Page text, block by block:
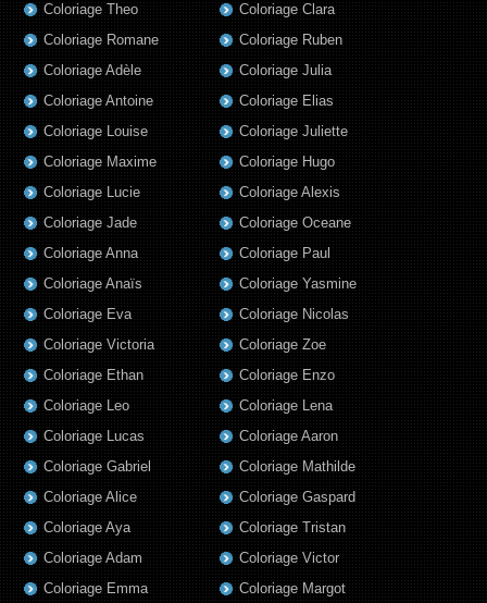
Coloriage Theo
Coloriage Romane
Coloriage Adèle
Coloriage Antoine
Coloriage Louise
Coloriage Maxime
Coloriage Lucie
Coloriage Jade
Coloriage Anna
Coloriage Anaïs
Coloriage Eva
Coloriage Victoria
Coloriage Ethan
Coloriage Leo
Coloriage Lucas
Coloriage Gabriel
Coloriage Alice
Coloriage Aya
Coloriage Adam
Coloriage Emma
Coloriage Clara
Coloriage Ruben
Coloriage Julia
Coloriage Elias
Coloriage Juliette
Coloriage Hugo
Coloriage Alexis
Coloriage Oceane
Coloriage Paul
Coloriage Yasmine
Coloriage Nicolas
Coloriage Zoe
Coloriage Enzo
Coloriage Lena
Coloriage Aaron
Coloriage Mathilde
Coloriage Gaspard
Coloriage Tristan
Coloriage Victor
Coloriage Margot